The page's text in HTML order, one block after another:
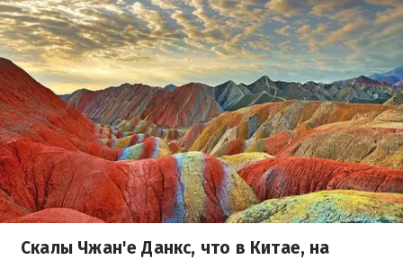
Скалы Чжан'е Данкс, что в Китае, на